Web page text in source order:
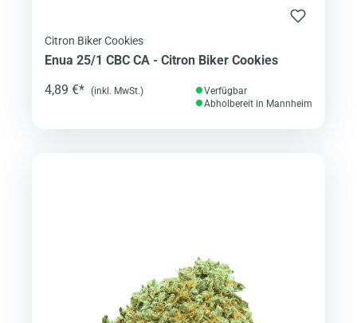
Citron Biker Cookies
Enua 25/1 CBC CA - Citron Biker Cookies
4,89 €* (inkl. MwSt.)
Verfügbar
Abholbereit in Mannheim